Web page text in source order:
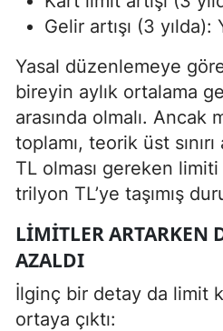
Gelir artışı (3
Yasal düzenlemeye
bireyin aylık ortalama
arasında olmalı. Ancak
toplamı, teorik üst
TL olması gereken
trilyon TL’ye taşımış
LIMITLER ARTARKEN
AZALDI
İlginç bir detay da limit
ortaya çıktı: